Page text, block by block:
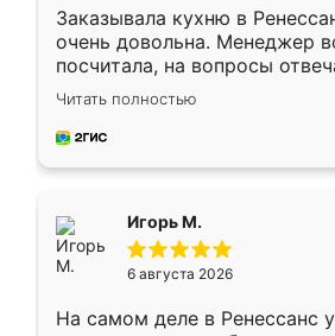
Заказывала кухню в
очень довольна. Менеджер
посчитала, на вопросы
Замерщик приехал в
делу со всей
за день, ребята работали
Читать полностью
Игорь М.
6 августа 2026
На самом деле в Ренессанс